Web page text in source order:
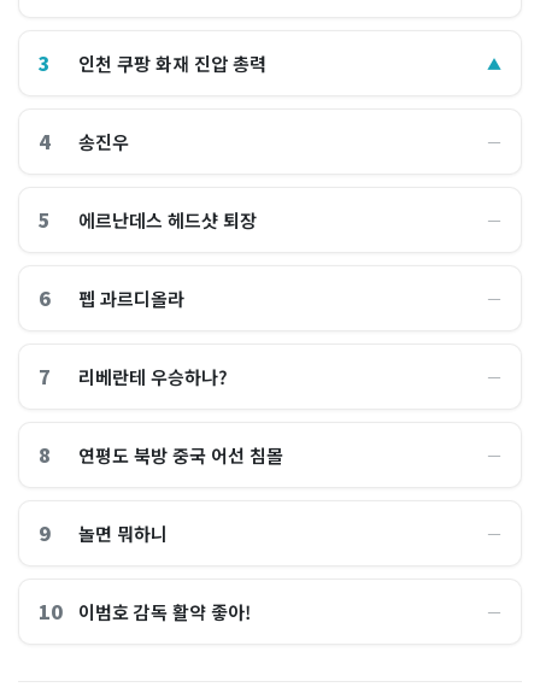
3 인천 쿠팡 화재 진압 총력 ▲
4 송진우 ―
5 에르난데스 헤드샷 퇴장 ―
6 펩 과르디올라 ―
7 리베란테 우승하나? ―
8 연평도 북방 중국 어선 침몰 ―
9 놀면 뭐하니 ―
10 이범호 감독 활약 좋아! ―